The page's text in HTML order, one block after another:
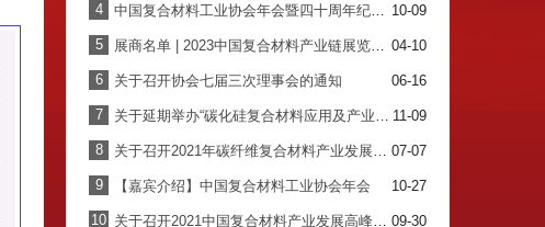
4 10-09
中国复合材料工业协会年会暨四十周年纪念大会
5 04-10
展商名单 | 2023中国复合材料产业链展览会全面启动，快来看看有哪些企业吧！
6 06-16
关于召开协会七届三次理事会的通知
7 11-09
关于延期举办“碳化硅复合材料应用及产业发展论坛”的通知
8 07-07
关于召开2021年碳纤维复合材料产业发展论坛暨中国复合材料工业协会碳纤维复合材料专委会换届会议的通知
9 10-27
【嘉宾介绍】中国复合材料工业协会年会
10 09-30
关于召开2021中国复合材料产业发展高峰论坛暨中国复合材料工业协会年会的通知